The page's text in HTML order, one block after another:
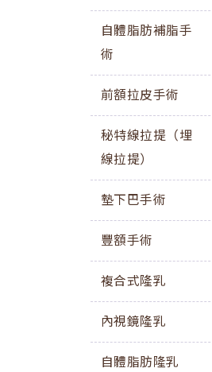
自體脂肪補脂手
術
前額拉皮手術
秘特線拉提（埋
線拉提）
墊下巴手術
豐額手術
複合式隆乳
內視鏡隆乳
自體脂肪隆乳